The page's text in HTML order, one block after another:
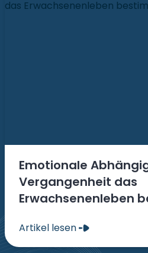
Emotionale
Vergangenheit das
Erwachsenenleben
Artikel lesen